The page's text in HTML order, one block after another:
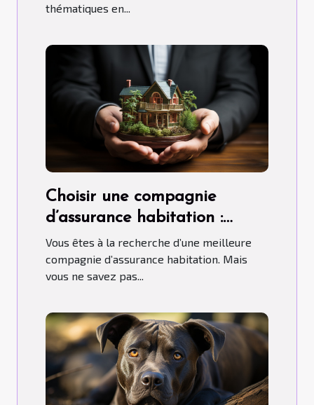
thématiques en...
Choisir une compagnie
d’assurance habitation :
comment s’y prendre ?
Vous êtes à la recherche d’une meilleure
compagnie d’assurance habitation. Mais
vous ne savez pas...